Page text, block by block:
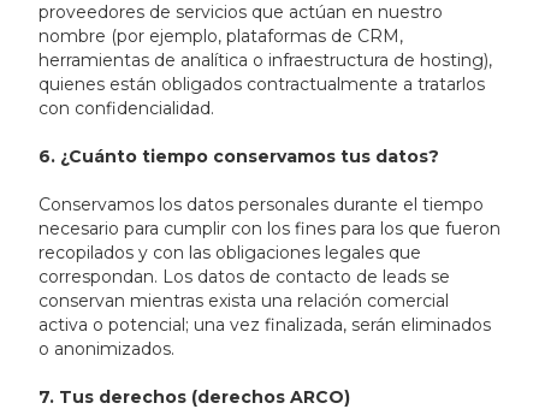
proveedores de servicios que actúan en nuestro
nombre (por ejemplo, plataformas de CRM,
herramientas de analítica o infraestructura de hosting),
quienes están obligados contractualmente a tratarlos
con confidencialidad.
6. ¿Cuánto tiempo conservamos tus datos?
Conservamos los datos personales durante el tiempo
necesario para cumplir con los fines para los que fueron
recopilados y con las obligaciones legales que
correspondan. Los datos de contacto de leads se
conservan mientras exista una relación comercial
activa o potencial; una vez finalizada, serán eliminados
o anonimizados.
7. Tus derechos (derechos ARCO)